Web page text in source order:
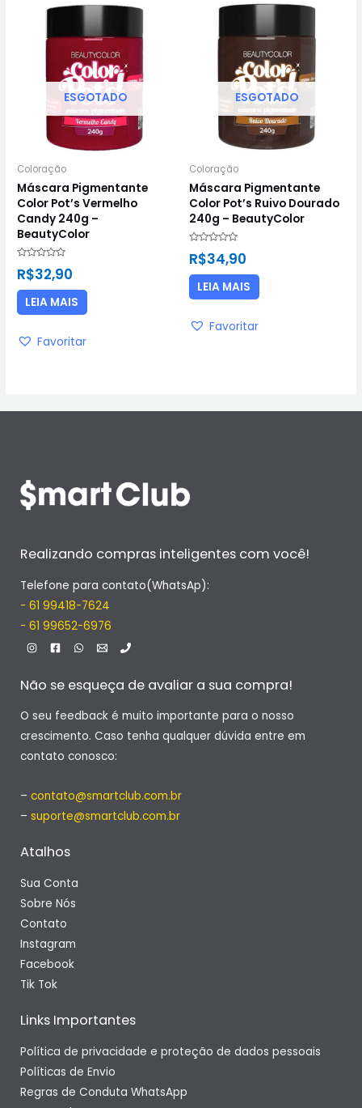
ESGOTADO
Coloração
Máscara Pigmentante
Color Pot’s Vermelho
Candy 240g –
BeautyColor
Avaliação
0
5
R$32,90
LEIA MAIS
Favoritar
ESGOTADO
Coloração
Máscara Pigmentante
Color Pot’s Ruivo Dourado
240g – BeautyColor
Avaliação
0
5
R$34,90
LEIA MAIS
Favoritar
Realizando compras inteligentes com você!
Telefone para contato(WhatsAp):
- 61 99418-7624
- 61 99652-6976
Não se esqueça de avaliar a sua compra!
O seu feedback é muito importante para o nosso
crescimento. Caso tenha qualquer dúvida entre em
contato conosco:
– contato@smartclub.com.br
– suporte@smartclub.com.br
Atalhos
Sua Conta
Sobre Nós
Contato
Instagram
Facebook
Tik Tok
Links Importantes
Política de privacidade e proteção de dados pessoais
Políticas de Envio
Regras de Conduta WhatsApp